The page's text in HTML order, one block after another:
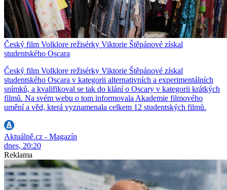
Český film Volklore režisérky Viktorie Štěpánové získal
studentského Oscara
Český film Volklore režisérky Viktorie Štěpánové získal
studentského Oscara v kategorii alternativních a experimentálních
snímků, a kvalifikoval se tak do klání o Oscary v kategorii krátkých
filmů. Na svém webu o tom informovala Akademie filmového
umění a věd, která vyznamenala celkem 12 studentských filmů.
Aktuálně.cz - Magazín
dnes, 20:20
Reklama